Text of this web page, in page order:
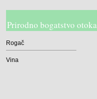
Prirodno bogatstvo otoka
Rogač
Vina